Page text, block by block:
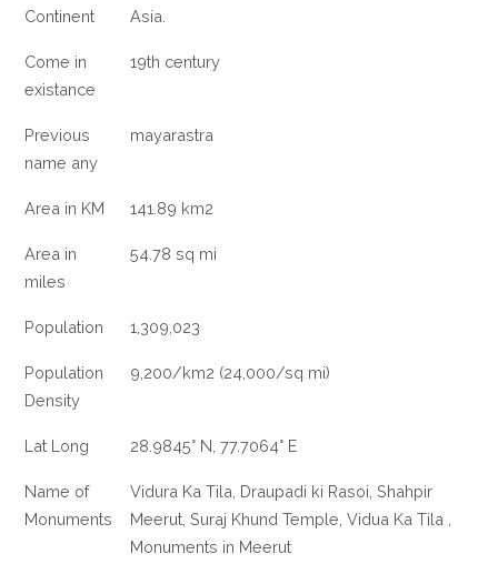
MEERUT
UTTAR
Continent Asia.
Come in
existance
19th century
Previous
name any
mayarastra
Area in KM 141.89 km2
Area in
miles
54.78 sq mi
Population 1,309,023
Population
Density
9,200/km2 (24,000/sq mi)
Lat Long 28.9845° N, 77.7064° E
Name of
Monuments
Vidura Ka Tila, Draupadi ki Rasoi, Shahpir
Meerut, Suraj Khund Temple, Vidua Ka Tila ,
Monuments in Meerut